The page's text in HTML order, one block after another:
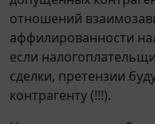
отношений
аффилированности
если
сделки, претензии
контрагенту (!!!).